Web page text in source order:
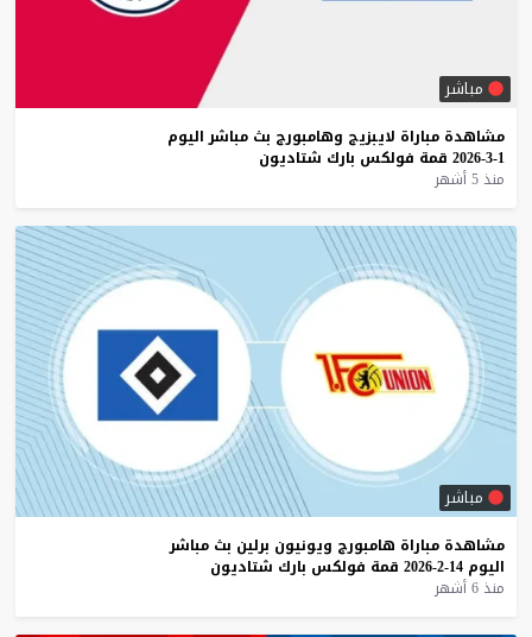
مباشر
مشاهدة مباراة لايبزيج وهامبورج بث مباشر اليوم
1-3-2026
قمة فولكس بارك شتاديون
منذ 5 أشهر
مباشر
مشاهدة مباراة هامبورج ويونيون برلين بث مباشر
اليوم 14-2-2026 قمة فولكس بارك شتاديون
منذ 6 أشهر